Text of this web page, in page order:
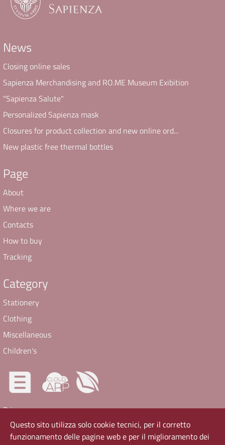
News
Closing online sales
Sapienza Merchandising and RO.ME Museum Exibition
"Sapienza Salute"
Personalized Sapienza mask
Closures for product collection and new online ord...
New plastic free thermal bottles
Page
About
Where we are
Contacts
How to buy
Tracking
Category
Stationery
Clothing
Miscellaneous
Children's
Privacy
Accesibility
Cookie Policy
Questo sito utilizza solo cookie tecnici, per il corretto
funzionamento delle pagine web e per il miglioramento dei